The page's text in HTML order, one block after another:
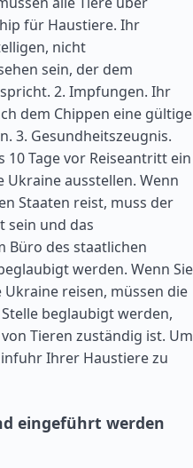
für Haustiere. Ihr
nicht
sein, der dem
2. Impfungen. Ihr
dem Chippen eine gültige
3. Gesundheitszeugnis.
10 Tage vor Reiseantritt ein
Ukraine ausstellen. Wenn
Staaten reist, muss der
sein und das
Büro des staatlichen
werden. Wenn Sie
reisen, müssen die
beglaubigt werden,
Tieren zuständig ist. Um
Ihrer Haustiere zu
eingeführt werden